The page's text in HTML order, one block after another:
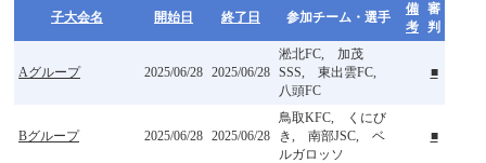
子大会名 開始日 終了日 参加チーム・選手
備
考
審
判
Aグループ 2025/06/28 2025/06/28
淞北FC, 加茂
SSS, 東出雲FC,
八頭FC
■
Bグループ 2025/06/28 2025/06/28
鳥取KFC, くにび
き, 南部JSC, ベ
ルガロッソ
■